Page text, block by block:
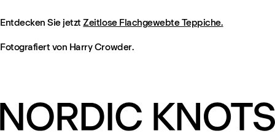
Entdecken Sie jetztZeitlose Flachgewebte Teppiche.
Fotografiert von Harry Crowder.